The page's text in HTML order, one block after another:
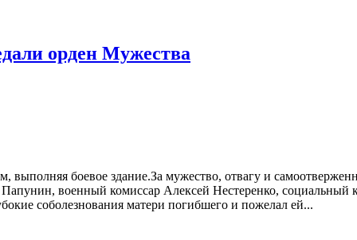
орден Мужества
боевое здание.За мужество, отвагу и
Папунин, военный комиссар Алексей Нестеренко,
соболезнования матери погибшего и пожелал ей...